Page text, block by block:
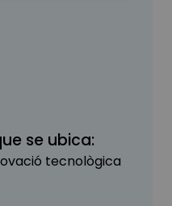
se ubica:
tecnològica